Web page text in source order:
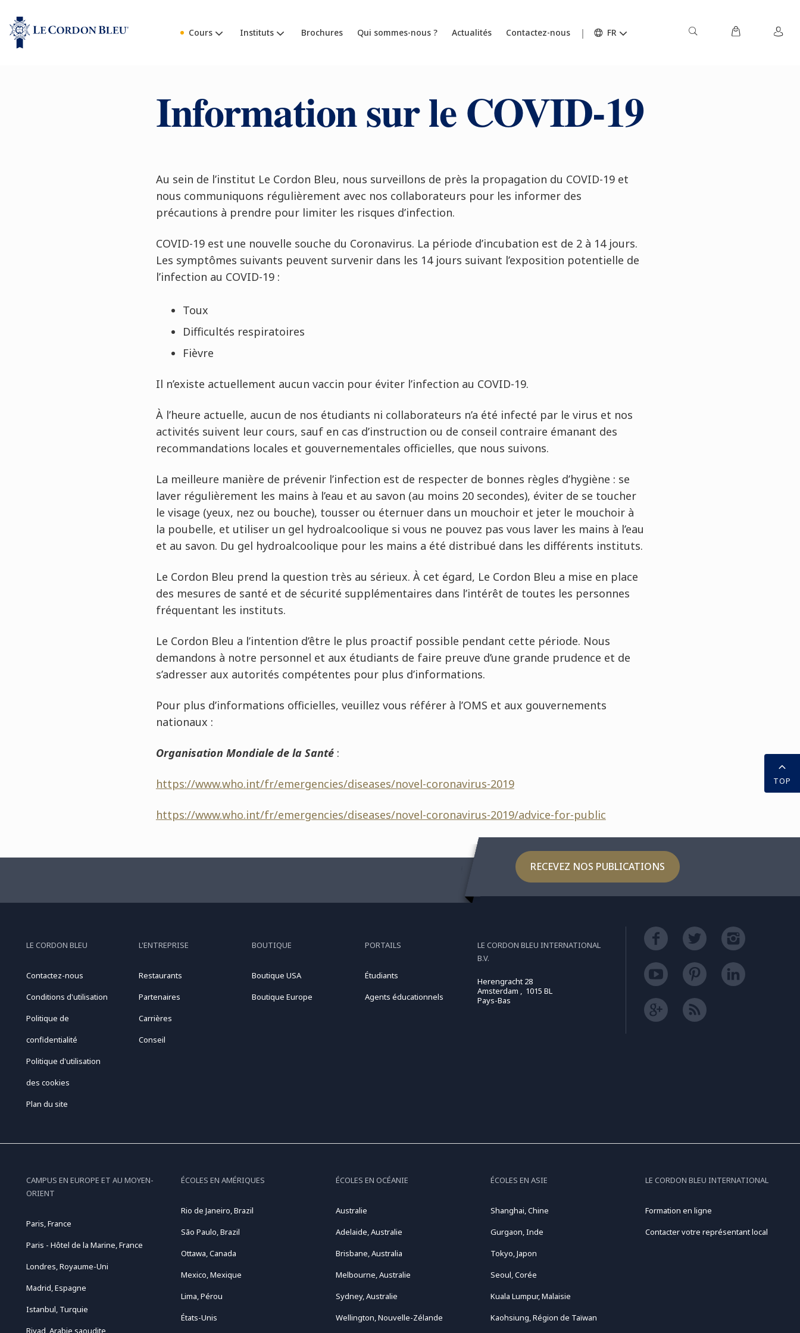
Cours Instituts Brochures Qui sommes-nous ? Actualités Contactez-nous FR
Information sur le COVID-19
Au sein de l’institut Le Cordon Bleu, nous surveillons de près la propagation du COVID-19 et
nous communiquons régulièrement avec nos collaborateurs pour les informer des
précautions à prendre pour limiter les risques d’infection.
COVID-19 est une nouvelle souche du Coronavirus. La période d’incubation est de 2 à 14 jours.
Les symptômes suivants peuvent survenir dans les 14 jours suivant l’exposition potentielle de
l’infection au COVID-19 :
Toux
Difficultés respiratoires
Fièvre
Il n’existe actuellement aucun vaccin pour éviter l’infection au COVID-19.
À l’heure actuelle, aucun de nos étudiants ni collaborateurs n’a été infecté par le virus et nos
activités suivent leur cours, sauf en cas d’instruction ou de conseil contraire émanant des
recommandations locales et gouvernementales officielles, que nous suivons.
La meilleure manière de prévenir l’infection est de respecter de bonnes règles d’hygiène : se
laver régulièrement les mains à l’eau et au savon (au moins 20 secondes), éviter de se toucher
le visage (yeux, nez ou bouche), tousser ou éternuer dans un mouchoir et jeter le mouchoir à
la poubelle, et utiliser un gel hydroalcoolique si vous ne pouvez pas vous laver les mains à l’eau
et au savon. Du gel hydroalcoolique pour les mains a été distribué dans les différents instituts.
Le Cordon Bleu prend la question très au sérieux. À cet égard, Le Cordon Bleu a mise en place
des mesures de santé et de sécurité supplémentaires dans l’intérêt de toutes les personnes
fréquentant les instituts.
Le Cordon Bleu a l’intention d’être le plus proactif possible pendant cette période. Nous
demandons à notre personnel et aux étudiants de faire preuve d’une grande prudence et de
s’adresser aux autorités compétentes pour plus d’informations.
Pour plus d’informations officielles, veuillez vous référer à l’OMS et aux gouvernements
nationaux :
Organisation Mondiale de la Santé :
https://www.who.int/fr/emergencies/diseases/novel-coronavirus-2019
https://www.who.int/fr/emergencies/diseases/novel-coronavirus-2019/advice-for-public
RECEVEZ NOS PUBLICATIONS
TOP
LE CORDON BLEU
Contactez-nous
Conditions d'utilisation
Politique de
confidentialité
Politique d'utilisation
des cookies
Plan du site
L'ENTREPRISE
Restaurants
Partenaires
Carrières
Conseil
BOUTIQUE
Boutique USA
Boutique Europe
PORTAILS
Étudiants
Agents éducationnels
LE CORDON BLEU INTERNATIONAL
B.V.
Herengracht 28
Amsterdam , 1015 BL
Pays-Bas
CAMPUS EN EUROPE ET AU MOYEN-
ORIENT
Paris, France
Paris - Hôtel de la Marine, France
Londres, Royaume-Uni
Madrid, Espagne
Istanbul, Turquie
Riyad, Arabie saoudite
ÉCOLES EN AMÉRIQUES
Rio de Janeiro, Brazil
São Paulo, Brazil
Ottawa, Canada
Mexico, Mexique
Lima, Pérou
États-Unis
ÉCOLES EN OCÉANIE
Australie
Adelaide, Australie
Brisbane, Australia
Melbourne, Australie
Sydney, Australie
Wellington, Nouvelle-Zélande
ÉCOLES EN ASIE
Shanghai, Chine
Gurgaon, Inde
Tokyo, Japon
Seoul, Corée
Kuala Lumpur, Malaisie
Kaohsiung, Région de Taïwan
LE CORDON BLEU INTERNATIONAL
Formation en ligne
Contacter votre représentant local